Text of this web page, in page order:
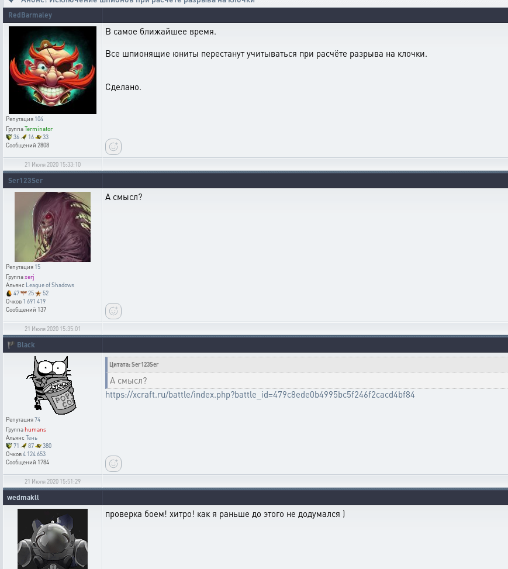
RedBarmaley
Репутация 104
ГруппаTerminator
36
16
33
Сообщений 2808
В самое ближайшее время.
Все шпионящие юниты перестанут учитываться при расчёте разрыва на клочки.
Сделано.
21 Июля 2020 15:33:10
Ser123Ser
Репутация 15
Группаxerj
Альянс League of Shadows
47
25
52
Очков 1 691 419
Сообщений 137
А смысл?
21 Июля 2020 15:35:01
🏴 Black
Репутация74
Группаhumans
АльянсТень
71
87
380
Очков4 124 653
Сообщений 1784
Цитата: Ser123Ser
А смысл?
https://xcraft.ru/battle/index.php?battle_id=479c8ede0b4995bc5f246f2cacd4bf84
21 Июля 2020 15:51:29
wedmakll
проверка боем! хитро! как я раньше до этого не додумался )